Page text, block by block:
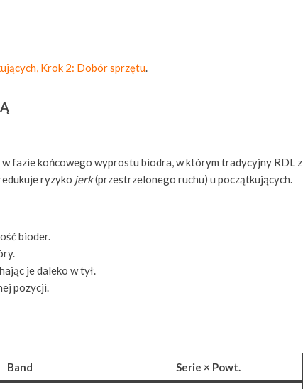
Krok 2: Dobór sprzętu.
fazie końcowego wyprostu biodra, w którym tradycyjny RDL z
ryzyko jerk(przestrzelonego ruchu) u początkujących.
bioder.
je daleko w tył.
pozycji.
Band Serie × Powt.